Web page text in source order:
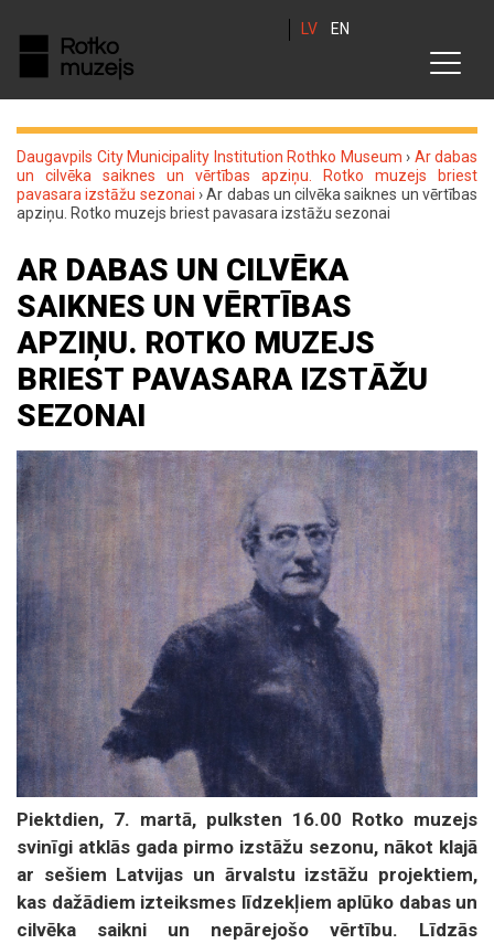
LV EN
Daugavpils City Municipality Institution Rothko Museum › Ar dabas
un cilvēka saiknes un vērtības apziņu. Rotko muzejs briest
pavasara izstāžu sezonai ›Ar dabas un cilvēka saiknes un vērtības
apziņu. Rotko muzejs briest pavasara izstāžu sezonai
AR DABAS UN CILVĒKA
SAIKNES UN VĒRTĪBAS
APZIŅU. ROTKO MUZEJS
BRIEST PAVASARA IZSTĀŽU
SEZONAI
Piektdien, 7. martā, pulksten 16.00 Rotko muzejs
svinīgi atklās gada pirmo izstāžu sezonu, nākot klajā
ar sešiem Latvijas un ārvalstu izstāžu projektiem,
kas dažādiem izteiksmes līdzekļiem aplūko dabas un
cilvēka saikni un nepārejošo vērtību. Līdzās